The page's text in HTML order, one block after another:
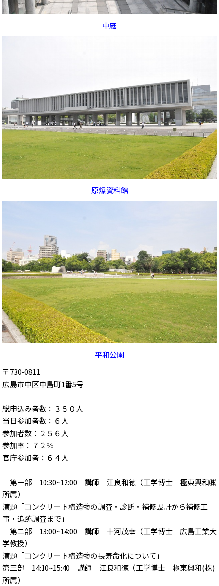
中庭
原爆資料館
平和公園
〒730-0811
広島市中区中島町1番5号
総申込み者数：３５０人
当日参加者数：６人
参加者数：２５６人
参加率：７２％
官庁参加者：６４人
第一部 10:30~12:00 講師 江良和徳（工学博士 極東興和㈱
所属）
演題「コンクリート構造物の調査・診断・補修設計から補修工
事・追跡調査まで」
第二部 13:00~14:00 講師 十河茂幸（工学博士 広島工業大
学教授）
演題「コンクリート構造物の長寿命化について」
第三部 14:10~15:40 講師 江良和徳（工学博士 極東興和(株)
所属）